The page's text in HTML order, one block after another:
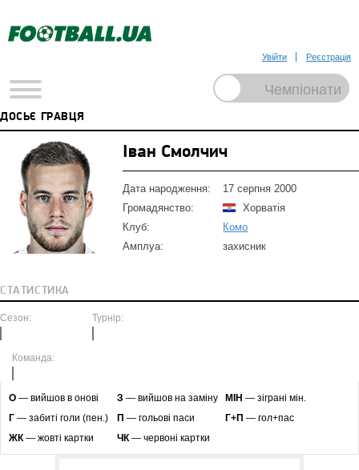
Увійти Реєстрація
ДОСЬЄ ГРАВЦЯ
Іван Смолчич
Дата народження:
17 серпня 2000
Громадянство:
Хорватія
Клуб:
Комо
Амплуа:
захисник
СТАТИСТИКА
Сезон: Турнір:
Команда:
O — вийшов в онові З — вийшов на заміну МІН — зіграні мін.
Г — забиті голи (пен.) П — гольові паси Г+П — гол+пас
ЖК— жовті картки ЧК— червоні картки